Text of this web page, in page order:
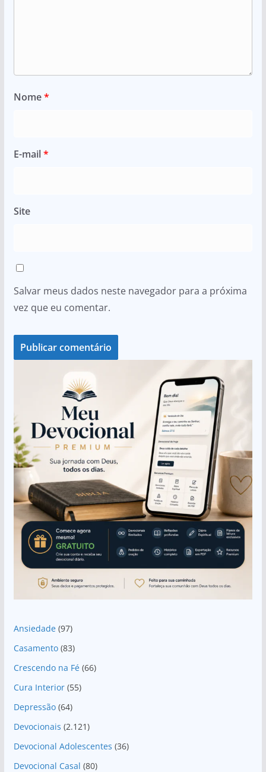
Nome*
E-mail*
Site
Salvar meus dados neste navegador para a próxima
vez que eu comentar.
Ansiedade(97)
Casamento(83)
Crescendo na Fé(66)
Cura Interior(55)
Depressão(64)
Devocionais (2.121)
Devocional Adolescentes (36)
Devocional Casal (80)